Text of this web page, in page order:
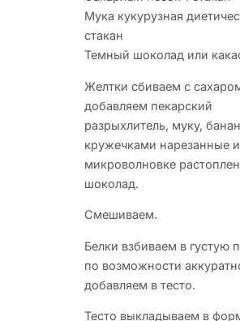
Мука кукурузная
стакан
Темный шоколад или
Желтки сбиваем с
добавляем пекарский
разрыхлитель, муку,
кружечками нарезанные
микроволновке
шоколад.
Смешиваем.
Белки взбиваем в густую
по возможности
добавляем в тесто.
Тесто выкладываем в